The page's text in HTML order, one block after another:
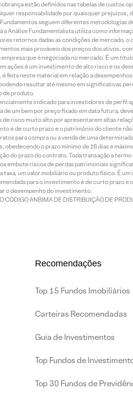
estão definidos nas tabelas de custos
responsabilidade por quaisquer
Fundamentos seguem diferentes
a Análise Fundamentalista utiliza como
retornos dadas as condições de mercado,
mais prováveis dos preços dos ativos,
que é negociada no mercado. É um
ações é um investimento de alto risco e os
é feita neste material em relação a
resultar até mesmo em significativas
de produto.
indicado para investidores de perfil
de um bem por preço fixado em data futura,
de risco muito alto por apresentarem altas
é de curto prazo e o patrimônio do cliente
para compra ou a venda de uma
o prazo mínimo de 16 dias e
do prazo do contrato. Toda transação a
embute riscos de perdas patrimoniais
taxa, um valor mobiliário ou produto físico. É
para o investimento é de curto prazo
o desempenho do investimento.
CÓDIGO ANBIMA DE DISTRIBUIÇÃO DE
Recomendações
Top 15 Fundos Imobiliários
Carteiras Recomendadas
Guia de Investimentos
Top Fundos de
Top 30 Fundos de